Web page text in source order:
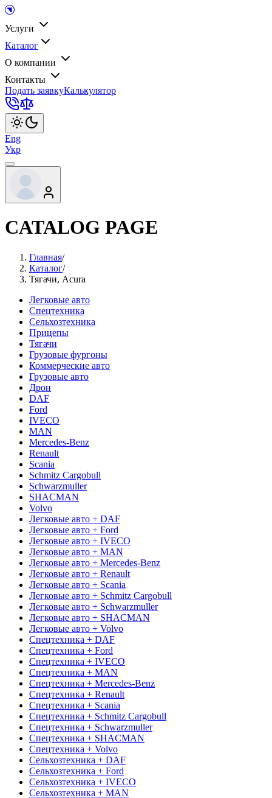
Услуги
Каталог
О компании
Контакты
Подать заявкуКалькулятор
Eng
Укр
CATALOG PAGE
Главная/
Каталог/
Тягачи, Acura
Легковые авто
Спецтехника
Сельхозтехника
Прицепы
Тягачи
Грузовые фургоны
Коммерческие авто
Грузовые авто
Дрон
DAF
Ford
IVECO
MAN
Mercedes-Benz
Renault
Scania
Schmitz Cargobull
Schwarzmuller
SHACMAN
Volvo
Легковые авто + DAF
Легковые авто + Ford
Легковые авто + IVECO
Легковые авто + MAN
Легковые авто + Mercedes-Benz
Легковые авто + Renault
Легковые авто + Scania
Легковые авто + Schmitz Cargobull
Легковые авто + Schwarzmuller
Легковые авто + SHACMAN
Легковые авто + Volvo
Спецтехника + DAF
Спецтехника + Ford
Спецтехника + IVECO
Спецтехника + MAN
Спецтехника + Mercedes-Benz
Спецтехника + Renault
Спецтехника + Scania
Спецтехника + Schmitz Cargobull
Спецтехника + Schwarzmuller
Спецтехника + SHACMAN
Спецтехника + Volvo
Сельхозтехника + DAF
Сельхозтехника + Ford
Сельхозтехника + IVECO
Сельхозтехника + MAN